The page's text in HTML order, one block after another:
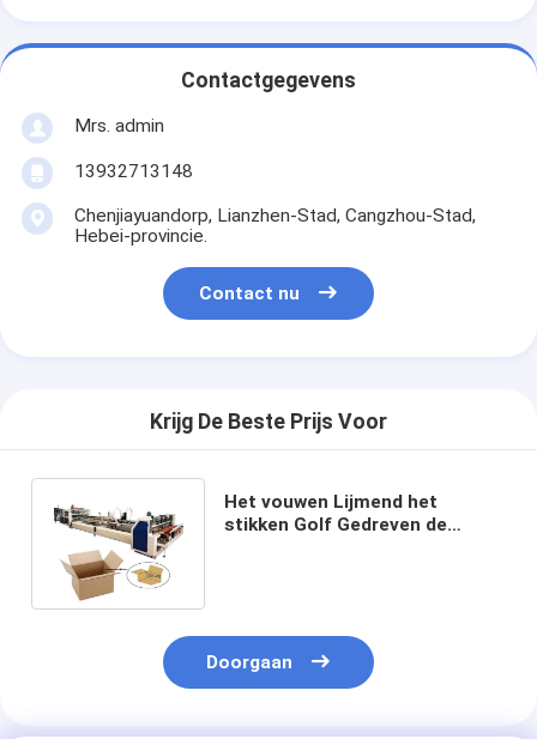
Contactgegevens
Mrs. admin
13932713148
Chenjiayuandorp, Lianzhen-Stad, Cangzhou-Stad,
Hebei-provincie.
Contact nu
Krijg De Beste Prijs Voor
Het vouwen Lijmend het
stikken Golf Gedreven de
Doorgaan